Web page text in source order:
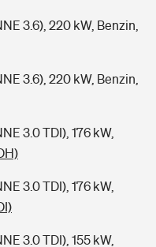
3.6), 220 kW, Benzin,
3.6), 220 kW, Benzin,
3.0 TDI), 176 kW,
3.0 TDI), 176 kW,
3.0 TDI), 155 kW,